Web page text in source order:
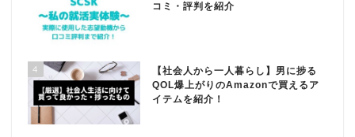
コミ・評判を紹介
4
【社会人から一人暮らし】男に捗る
QOL爆上がりのAmazonで買えるア
イテムを紹介！